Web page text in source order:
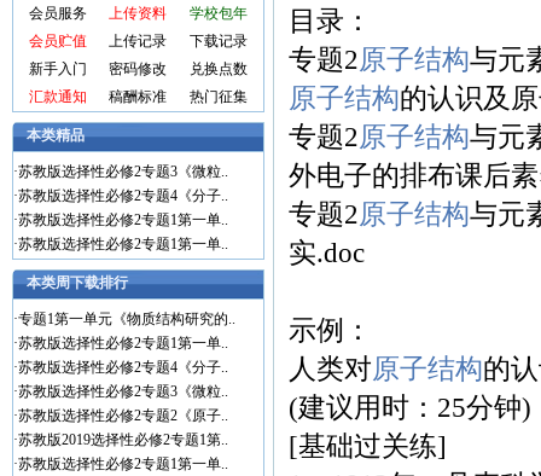
会员服务 上传资料
学校包年
会员贮值
上传记录
下载记录
新手入门
密码修改
兑换点数
汇款通知
稿酬标准 热门征集
本类精品
·苏教版选择性必修2专题3《微粒..
·苏教版选择性必修2专题4《分子..
·苏教版选择性必修2专题1第一单..
·苏教版选择性必修2专题1第一单..
本类周下载排行
·专题1第一单元《物质结构研究的..
·苏教版选择性必修2专题1第一单..
·苏教版选择性必修2专题4《分子..
·苏教版选择性必修2专题3《微粒..
·苏教版选择性必修2专题2《原子..
·苏教版2019选择性必修2专题1第..
·苏教版选择性必修2专题1第一单..
目录：
专题2原子结构与元
原子结构的认识及
专题2原子结构与元
外电子的排布课后
专题2原子结构与元
实.doc
示例：
人类对原子结构的
(建议用时：25分钟)
[基础过关练]